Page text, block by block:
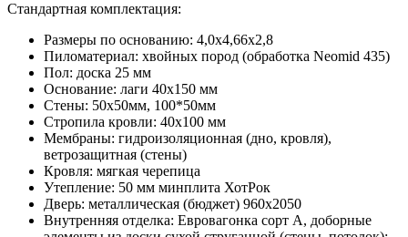
Стандартная комплектация:
Размеры по основанию: 4,0х4,66х2,8
Пиломатериал: хвойных пород (обработка Neomid 435)
Пол: доска 25 мм
Основание: лаги 40х150 мм
Стены: 50х50мм, 100*50мм
Стропила кровли: 40х100 мм
Мембраны: гидроизоляционная (дно, кровля),
ветрозащитная (стены)
Кровля: мягкая черепица
Утепление: 50 мм минплита ХотРок
Дверь: металлическая (бюджет) 960х2050
Внутренняя отделка: Евровагонка сорт А, доборные